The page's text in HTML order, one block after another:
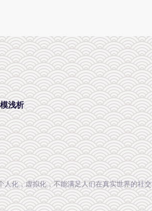
浅析
人化，虚拟化，不能满足人们在真实世界的社